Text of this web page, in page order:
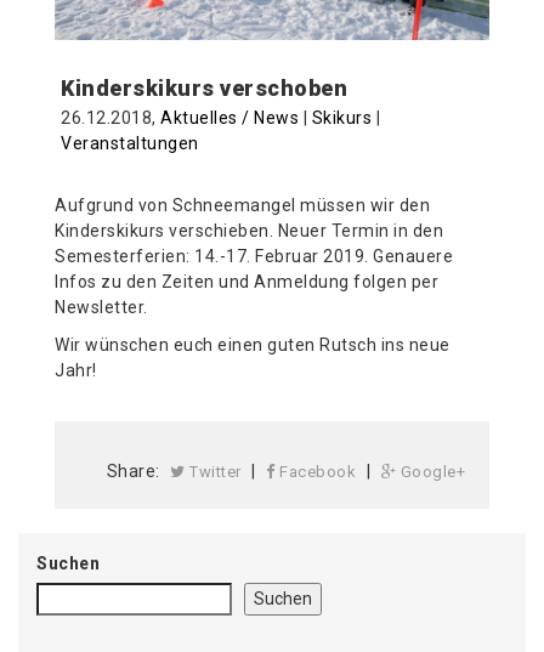
Kinderskikurs verschoben
26.12.2018, Aktuelles / News Skikurs
Veranstaltungen
Aufgrund von Schneemangel müssen wir den
Kinderskikurs verschieben. Neuer Termin in den
Semesterferien: 14.-17. Februar 2019. Genauere
Infos zu den Zeiten und Anmeldung folgen per
Newsletter.
Wir wünschen euch einen guten Rutsch ins neue
Jahr!
Share: Twitter Facebook Google+
Suchen
Suchen